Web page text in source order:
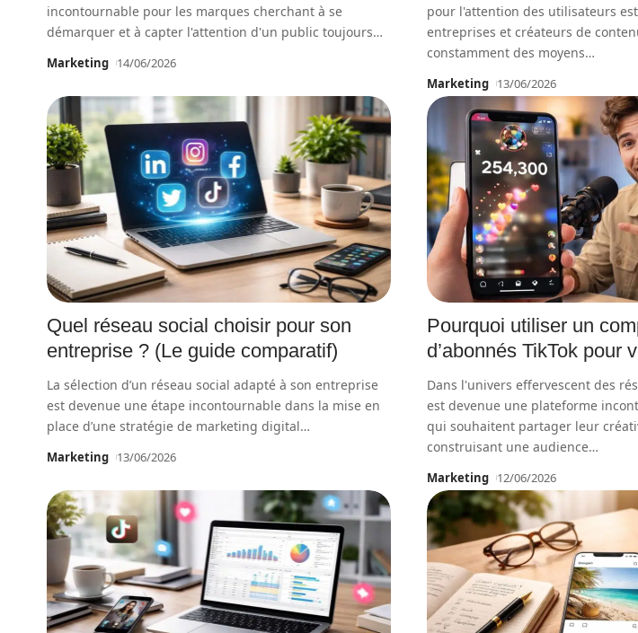
incontournable pour les marques cherchant à se
démarquer et à capter l'attention d'un public toujours…
Marketing 14/06/2026
pour l'attention des utilisateurs
entreprises et créateurs de
constamment des moyens…
Marketing 13/06/2026
Quel réseau social choisir pour son
entreprise ? (Le guide comparatif)
La sélection d’un réseau social adapté à son entreprise
est devenue une étape incontournable dans la mise en
place d’une stratégie de marketing digital…
Marketing 13/06/2026
Pourquoi utiliser un
d’abonnés TikTok pour
Dans l'univers effervescent des
est devenue une plateforme
qui souhaitent partager leur
construisant une audience…
Marketing 12/06/2026